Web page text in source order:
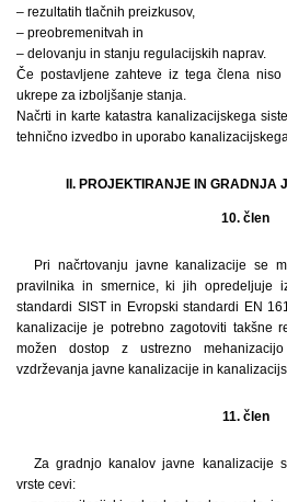
– rezultatih tlačnih preizkusov,
– preobremenitvah in
– delovanju in stanju regulacijskih naprav.
Če postavljene zahteve iz tega člena
ukrepe za izboljšanje stanja.
Načrti in karte katastra kanalizacijskega
tehnično izvedbo in uporabo
II. PROJEKTIRANJE IN GRADNJA
10. člen
Pri načrtovanju javne kanalizacije se
pravilnika in smernice, ki jih opredeljuje
standardi SIST in Evropski standardi EN
kanalizacije je potrebno zagotoviti takšne
možen dostop z ustrezno
vzdrževanja javne kanalizacije in
11. člen
Za gradnjo kanalov javne kanalizacije
vrste cevi: